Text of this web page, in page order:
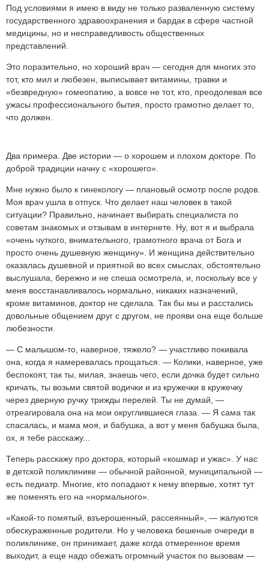
Под условиями я имею в виду не только разваленную систему
государственного здравоохранения и бардак в сфере частной
медицины, но и несправедливость общественных
представлений.
Это поразительно, но хороший врач — сегодня для многих это
тот, кто мил и любезен, выписывает витамины, травки и
«безвредную» гомеопатию, а вовсе не тот, кто, преодолевая все
ужасы профессионального бытия, просто грамотно делает то,
что должен.
Два примера. Две истории — о хорошем и плохом докторе. По
доброй традиции начну с «хорошего».
Мне нужно было к гинекологу — плановый осмотр после родов.
Моя врач ушла в отпуск. Что делает наш человек в такой
ситуации? Правильно, начинает выбирать специалиста по
советам знакомых и отзывам в интернете. Ну, вот я и выбрала
«очень чуткого, внимательного, грамотного врача от Бога и
просто очень душевную женщину». И женщина действительно
оказалась душевной и приятной во всех смыслах, обстоятельно
выслушала, бережно и не спеша осмотрела, и, поскольку все у
меня восстанавливалось нормально, никаких назначений,
кроме витаминов, доктор не сделала. Так бы мы и расстались
довольные общением друг с другом, не прояви она еще больше
любезности.
— С малышом-то, наверное, тяжело? — участливо покивала
она, когда я намеревалась прощаться. — Колики, наверное, уже
беспокоят, так ты, милая, знаешь чего, если дочка будет сильно
кричать, ты возьми святой водички и из кружечки в кружечку
через дверную ручку трижды перелей. Ты не думай, —
отреагировала она на мои округлившиеся глаза. — Я сама так
спасалась, и мама моя, и бабушка, а вот у меня бабушка была,
ох, я тебе расскажу...
Теперь расскажу про доктора, который «кошмар и ужас». У нас
в детской поликлинике — обычной районной, муниципальной —
есть педиатр. Многие, кто попадают к нему впервые, хотят тут
же поменять его на «нормального».
«Какой-то помятый, взъерошенный, рассеянный», — жалуются
обескураженные родители. Но у человека бешеные очереди в
поликлинике, он принимает, даже когда отмеренное время
выходит, а еще надо обежать огромный участок по вызовам —